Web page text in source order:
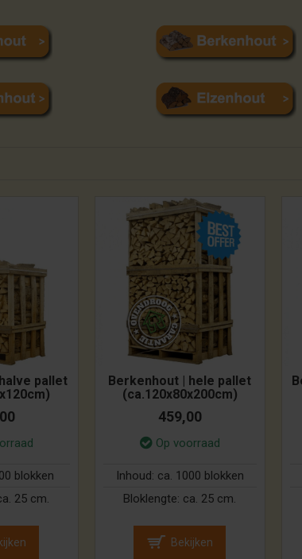
pallet
blokken
25 cm.
Berkenhout | hele pallet
(ca.120x80x200cm)
459,00
Op voorraad
Inhoud: ca. 1000 blokken
Bloklengte: ca. 25 cm.
Bekijken